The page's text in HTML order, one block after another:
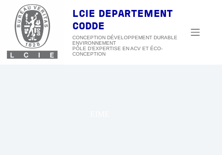
contenu
LCIE DEPARTEMENT
CODDE
CONCEPTION DÉVELOPPEMENT DURABLE
ENVIRONNEMENT